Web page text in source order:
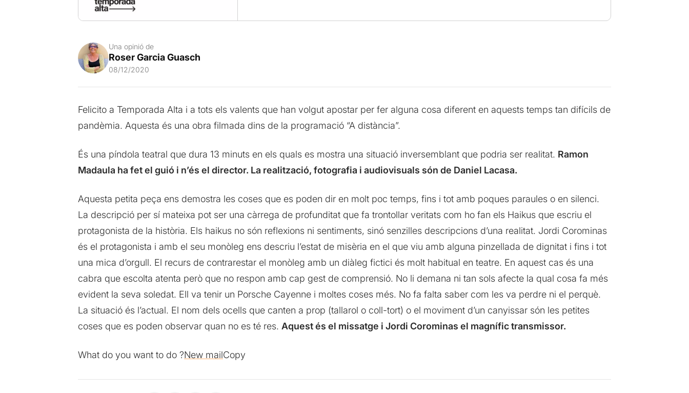
Una opinió de
Roser Garcia Guasch
08/12/2020
Felicito a Temporada Alta i a tots els valents que han volgut apostar per fer alguna cosa diferent en aquests temps tan difícils de
pandèmia. Aquesta és una obra filmada dins de la programació “A distància”.
És una píndola teatral que dura 13 minuts en els quals es mostra una situació inversemblant que podria ser realitat. Ramon
Madaula ha fet el guió i n’és el director. La realització, fotografia i audiovisuals són de Daniel Lacasa.
Aquesta petita peça ens demostra les coses que es poden dir en molt poc temps, fins i tot amb poques paraules o en silenci.
La descripció per sí mateixa pot ser una càrrega de profunditat que fa trontollar veritats com ho fan els Haikus que escriu el
protagonista de la història. Els haikus no són reflexions ni sentiments, sinó senzilles descripcions d’una realitat. Jordi Corominas
és el protagonista i amb el seu monòleg ens descriu l’estat de misèria en el que viu amb alguna pinzellada de dignitat i fins i tot
una mica d’orgull. El recurs de contrarestar el monòleg amb un diàleg fictici és molt habitual en teatre. En aquest cas és una
cabra que escolta atenta però que no respon amb cap gest de comprensió. No li demana ni tan sols afecte la qual cosa fa més
evident la seva soledat. Ell va tenir un Porsche Cayenne i moltes coses més. No fa falta saber com les va perdre ni el perquè.
La situació és l’actual. El nom dels ocells que canten a prop (tallarol o coll-tort) o el moviment d’un canyissar són les petites
coses que es poden observar quan no es té res. Aquest és el missatge i Jordi Corominas el magnífic transmissor.
What do you want to do ?New mailCopy